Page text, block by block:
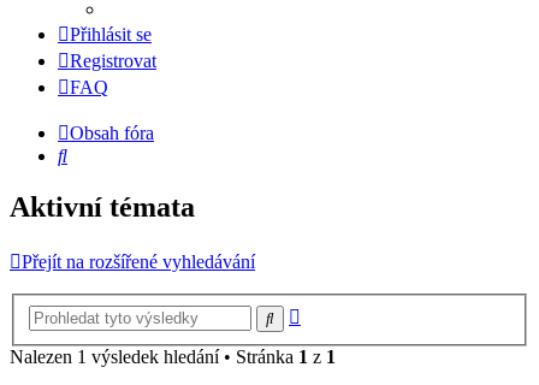
Přihlásit se
Registrovat
FAQ
Obsah fóra
Hledat
Aktivní témata
Přejít na rozšířené vyhledávání
Hledat
Nalezen 1 výsledek hledání • Stránka 1 z 1